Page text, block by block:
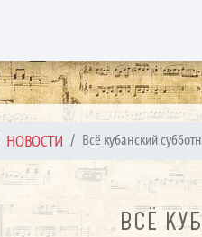
НОВОСТИ Всё кубанский
ВСЁ